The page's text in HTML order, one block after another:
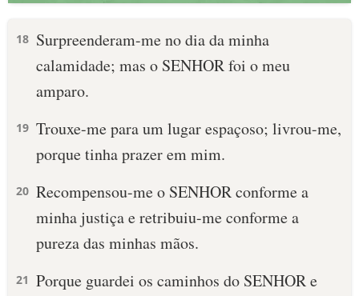
18 Surpreenderam-me no dia da minha
calamidade; mas o SENHOR foi o meu
amparo.
19 Trouxe-me para um lugar espaçoso; livrou-me,
porque tinha prazer em mim.
20 Recompensou-me o SENHOR conforme a
minha justiça e retribuiu-me conforme a
pureza das minhas mãos.
21 Porque guardei os caminhos do SENHOR e